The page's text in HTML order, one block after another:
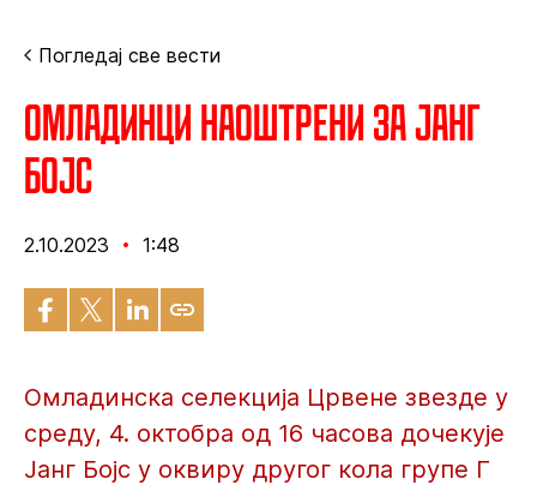
Погледај све вести
Омладинци наоштрени за Јанг
Бојс
2.10.2023 1:48
Омладинска селекција Црвене звезде у
среду, 4. октобра од 16 часова дочекује
Јанг Бојс у оквиру другог кола групе Г